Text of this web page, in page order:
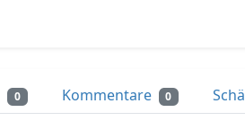
0 Kommentare 0